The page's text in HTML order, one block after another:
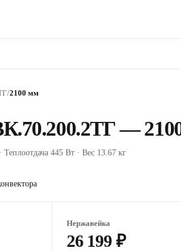
/2100 мм
—
Теплоотдача 445 Вт · Вес 13.67 кг
Нержавейка
26 199 ₽